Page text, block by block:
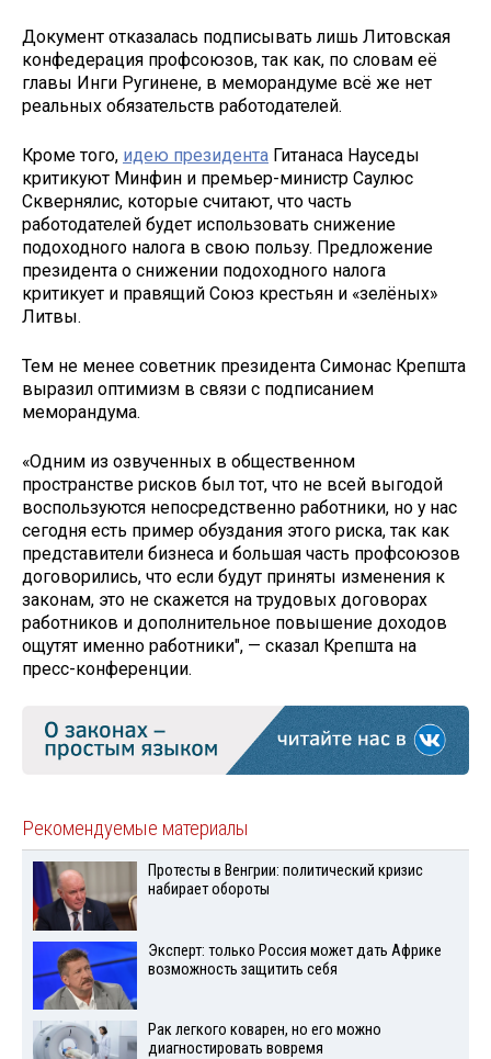
Документ отказалась подписывать лишь Литовская
конфедерация профсоюзов, так как, по словам её
главы Инги Ругинене, в меморандуме всё же нет
реальных обязательств работодателей.
Кроме того, идею президента Гитанаса Науседы
критикуют Минфин и премьер-министр Саулюс
Сквернялис, которые считают, что часть
работодателей будет использовать снижение
подоходного налога в свою пользу. Предложение
президента о снижении подоходного налога
критикует и правящий Союз крестьян и «зелёных»
Литвы.
Тем не менее советник президента Симонас Крепшта
выразил оптимизм в связи с подписанием
меморандума.
«Одним из озвученных в общественном
пространстве рисков был тот, что не всей выгодой
воспользуются непосредственно работники, но у нас
сегодня есть пример обуздания этого риска, так как
представители бизнеса и большая часть профсоюзов
договорились, что если будут приняты изменения к
законам, это не скажется на трудовых договорах
работников и дополнительное повышение доходов
ощутят именно работники", — сказал Крепшта на
пресс-конференции.
Рекомендуемые материалы
Протесты в Венгрии: политический кризис
набирает обороты
Эксперт: только Россия может дать Африке
возможность защитить себя
Рак легкого коварен, но его можно
диагностировать вовремя